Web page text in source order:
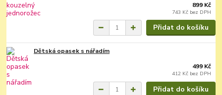
899 Kč
743 Kč bez DPH
Přidat do košíku
Dětská opasek s nářadím
499 Kč
412 Kč bez DPH
Přidat do košíku